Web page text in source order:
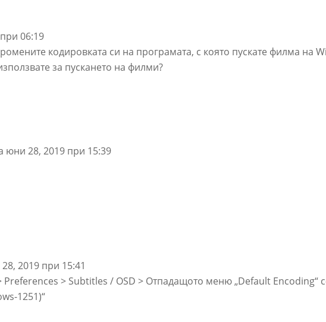
06:19
кодировката си на програмата, с която пускате филма на
за пускането на филми?
юни 28, 2019 при 15:39
2019 при 15:41
Preferences > Subtitles / OSD > Отпадащото меню „Default Encoding“
1251)“